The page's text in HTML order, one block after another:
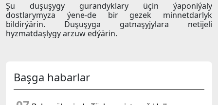
Şu duşuşygy gurandyklary üçin ýaponiýaly
dostlarymyza ýene-de bir gezek minnetdarlyk
bildirýärin. Duşuşyga gatnaşyjylara netijeli
hyzmatdaşlygy arzuw edýärin.
Başga habarlar